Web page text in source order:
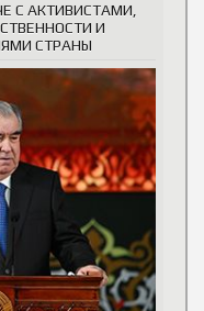
С АКТИВИСТАМИ,
И
СТРАНЫ